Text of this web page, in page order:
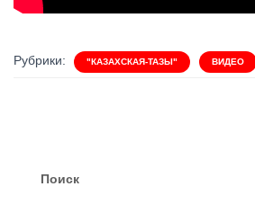
Рубрики: "КАЗАХСКАЯ-ТАЗЫ" ВИДЕО
Поиск